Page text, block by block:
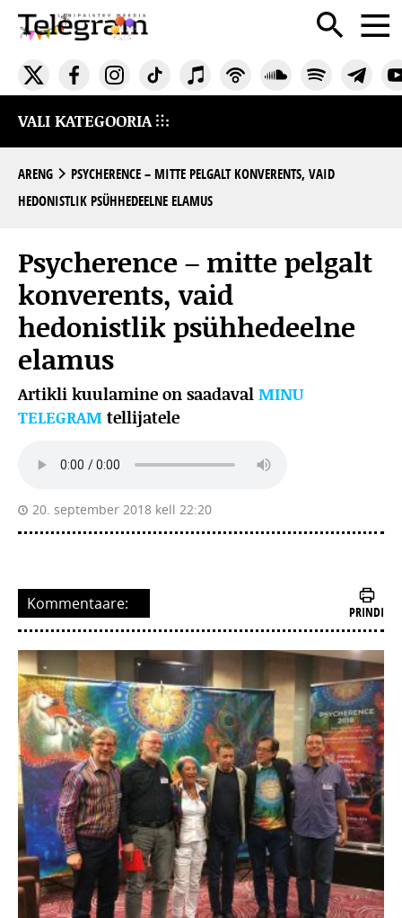
VALI KATEGOORIA
ARENG
PSYCHERENCE – MITTE PELGALT KONVERENTS, VAID
HEDONISTLIK PSÜHHEDEELNE ELAMUS
Psycherence – mitte pelgalt
konverents, vaid
hedonistlik psühhedeelne
elamus
Artikli kuulamine on saadaval MINU
TELEGRAM tellijatele
20. september 2018 kell 22:20
Kommentaare: PRINDI